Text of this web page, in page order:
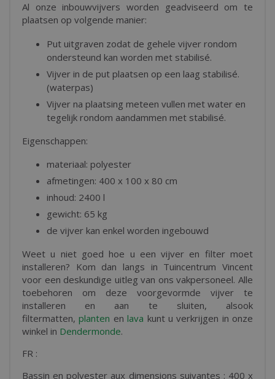
Al onze inbouwvijvers worden geadviseerd om te
plaatsen op volgende manier:
Put uitgraven zodat de gehele vijver rondom
ondersteund kan worden met stabilisé.
Vijver in de put plaatsen op een laag stabilisé.
(waterpas)
Vijver na plaatsing meteen vullen met water en
tegelijk rondom aandammen met stabilisé.
Eigenschappen:
materiaal: polyester
afmetingen: 400 x 100 x 80 cm
inhoud: 2400 l
gewicht: 65 kg
de vijver kan enkel worden ingebouwd
Weet u niet goed hoe u een vijver en filter moet
installeren? Kom dan langs in Tuincentrum Vincent
voor een deskundige uitleg van ons vakpersoneel. Alle
toebehoren om deze voorgevormde vijver te
installeren en aan te sluiten, alsook
filtermatten,planten enlava kunt u verkrijgen in onze
winkel in Dendermonde.
FR :
Bassin en polyester aux dimensions suivantes : 400 x